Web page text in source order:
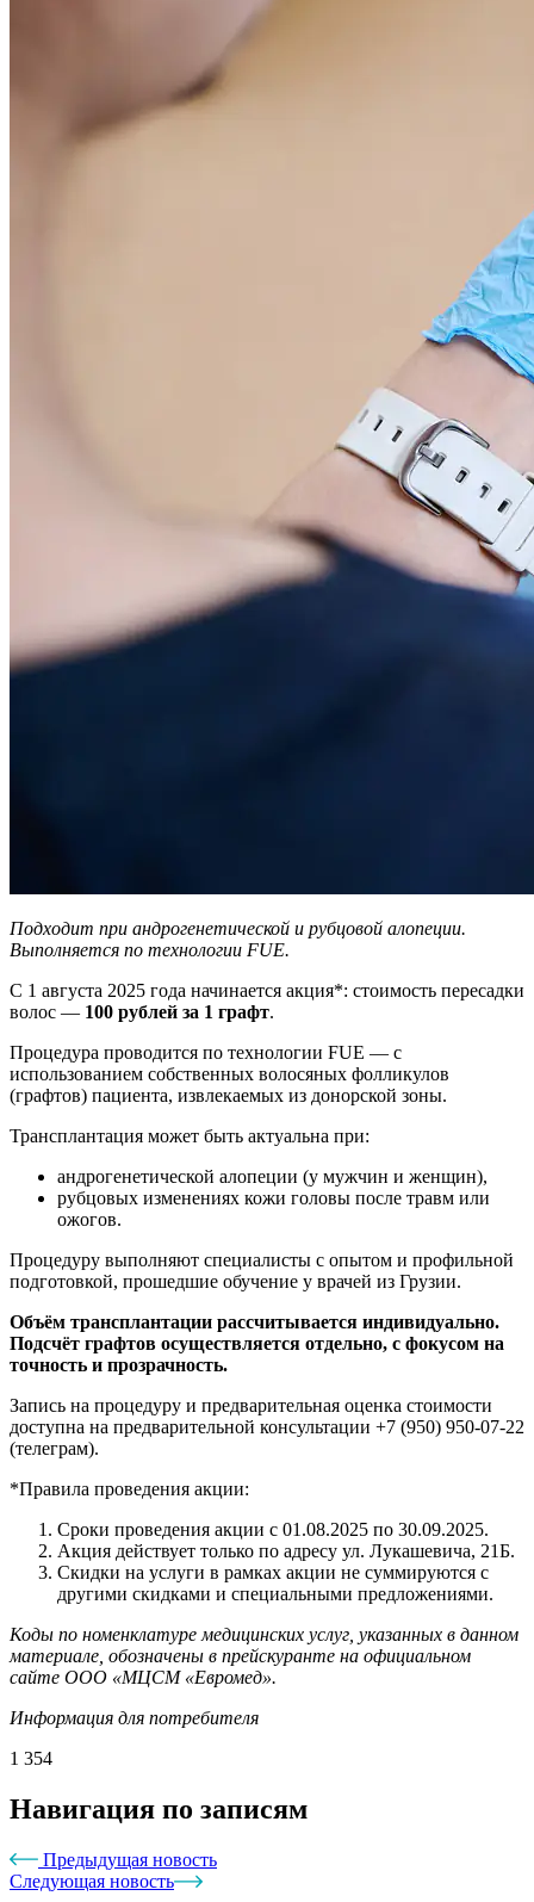
Подходит при андрогенетической и рубцовой алопеции.
Выполняется по технологии FUE.
С 1 августа 2025 года начинается акция*: стоимость пересадки
волос — 100 рублей за 1 графт.
Процедура проводится по технологии FUE — с
использованием собственных волосяных фолликулов
(графтов) пациента, извлекаемых из донорской зоны.
Трансплантация может быть актуальна при:
андрогенетической алопеции (у мужчин и женщин),
рубцовых изменениях кожи головы после травм или
ожогов.
Процедуру выполняют специалисты с опытом и профильной
подготовкой, прошедшие обучение у врачей из Грузии.
Объём трансплантации рассчитывается индивидуально.
Подсчёт графтов осуществляется отдельно, с фокусом на
точность и прозрачность.
Запись на процедуру и предварительная оценка стоимости
доступна на предварительной консультации +7 (950) 950-07-22
(телеграм).
*Правила проведения акции:
Сроки проведения акции с 01.08.2025 по 30.09.2025.
Акция действует только по адресу ул. Лукашевича, 21Б.
Скидки на услуги в рамках акции не суммируются с
другими скидками и специальными предложениями.
Коды по номенклатуре медицинских услуг, указанных в данном
материале, обозначены в прейскуранте на официальном
сайте ООО «МЦСМ «Евромед».
Информация для потребителя
1 354
Навигация по записям
Предыдущая новость
Следующая новость